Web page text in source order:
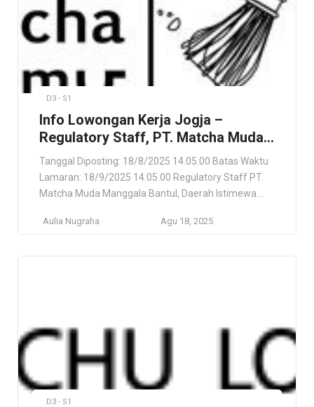
D3 - S1
Info Lowongan Kerja Jogja –
Regulatory Staff, PT. Matcha Muda
Manggala
Tanggal Diposting: 18/8/2025 14.05.00 Batas Waktu
Lamaran: 18/9/2025 14.05.00 Regulatory Staff PT.
Matcha Muda Manggala Bantul, Daerah Istimewa
Bantul, Daerah Istimewa Yogyakarta , Jawa Tengan,
Aulia Nugraha Agu 18, 2025
D3 - S1